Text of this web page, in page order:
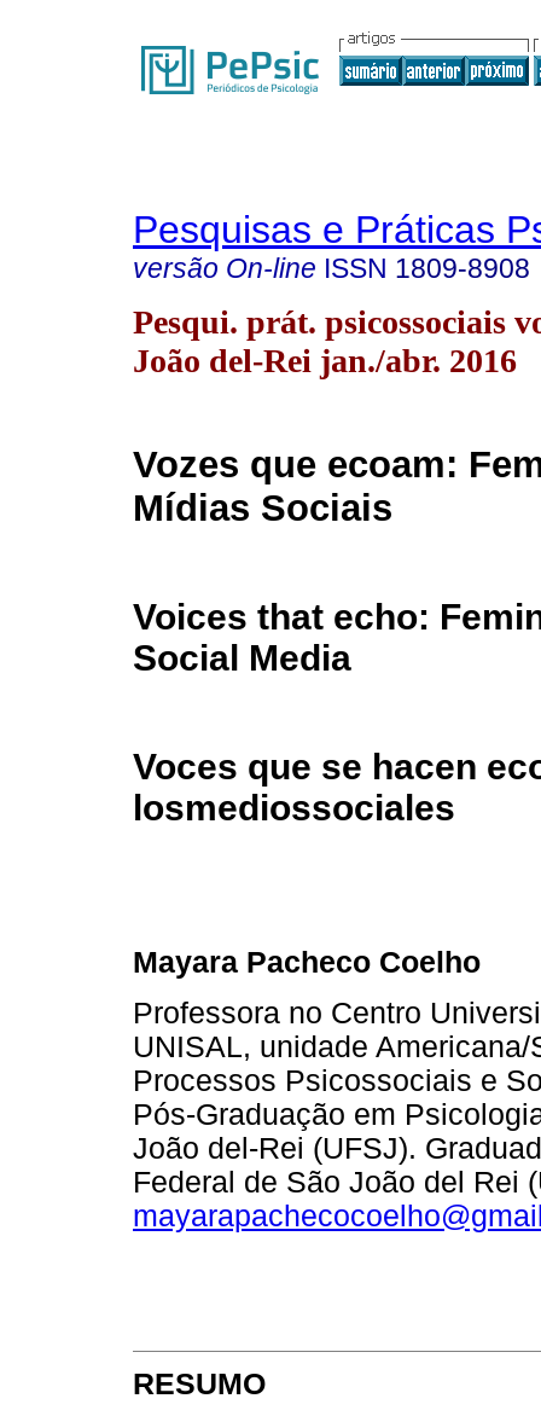
Pesquisas e Práticas
versão On-line ISSN 1809-8908
Pesqui. prát. psicossociais
João del-Rei jan./abr. 2016
Vozes que ecoam:
Mídias Sociais
Voices that echo:
Social Media
Voces que se hacen
losmediossociales
Mayara Pacheco Coelho
Professora no Centro
UNISAL, unidade
Processos Psicossociais e
Pós-Graduação em
João del-Rei (UFSJ).
Federal de São João del Rei
RESUMO